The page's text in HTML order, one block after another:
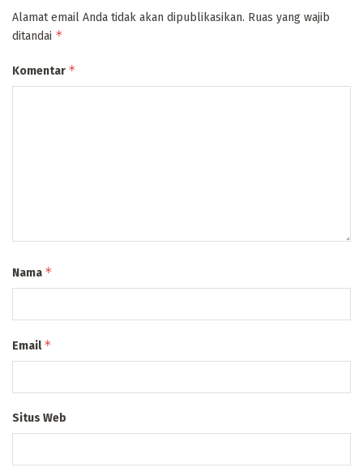
Alamat email Anda tidak akan dipublikasikan. Ruas yang wajib
ditandai *
Komentar *
Nama *
Email*
Situs Web